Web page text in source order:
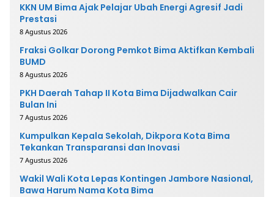
KKN UM Bima Ajak Pelajar Ubah Energi Agresif Jadi
Prestasi
8 Agustus 2026
Fraksi Golkar Dorong Pemkot Bima Aktifkan Kembali
BUMD
8 Agustus 2026
PKH Daerah Tahap II Kota Bima Dijadwalkan Cair
Bulan Ini
7 Agustus 2026
Kumpulkan Kepala Sekolah, Dikpora Kota Bima
Tekankan Transparansi dan Inovasi
7 Agustus 2026
Wakil Wali Kota Lepas Kontingen Jambore Nasional,
Bawa Harum Nama Kota Bima